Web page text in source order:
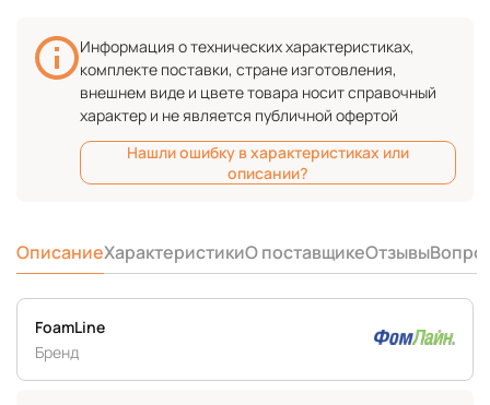
Информация о технических характеристиках,
комплекте поставки, стране изготовления,
внешнем виде и цвете товара носит справочный
характер и не является публичной офертой
Нашли ошибку в характеристиках или
описании?
ОписаниеХарактеристикиО поставщикеОтзывы
FoamLine
Бренд